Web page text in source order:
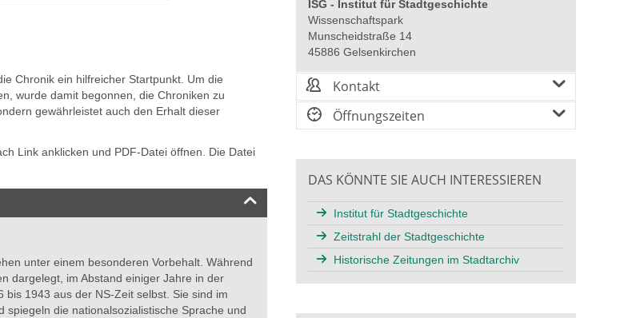
Chronik ein hilfreicher Startpunkt. Um die
wurde damit begonnen, die Chroniken zu
gewährleistet auch den Erhalt dieser
Link anklicken und PDF-Datei öffnen. Die Datei
unter einem besonderen Vorbehalt. Während
dargelegt, im Abstand einiger Jahre in der
1943 aus der NS-Zeit selbst. Sie sind im
die nationalsozialistische Sprache und
ISG - Institut für Stadtgeschichte
Wissenschaftspark
Munscheidstraße 14
45886 Gelsenkirchen
Kontakt
Öffnungszeiten
DAS KÖNNTE SIE AUCH INTERESSIEREN
Institut für Stadtgeschichte
Zeitstrahl der Stadtgeschichte
Historische Zeitungen im Stadtarchiv